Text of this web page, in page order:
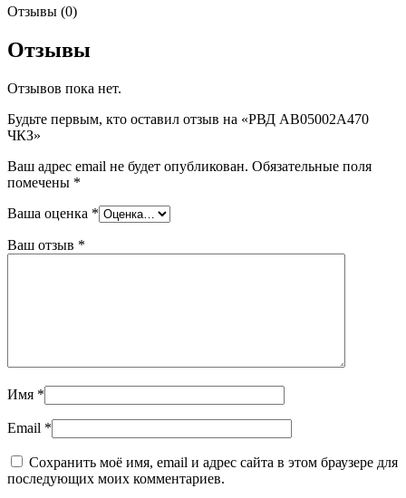
Отзывы (0)
Отзывы
Отзывов пока нет.
Будьте первым, кто оставил отзыв на «РВД AB05002A470
ЧКЗ»
Ваш адрес email не будет опубликован. Обязательные поля
помечены *
Ваша оценка *
Ваш отзыв *
Имя *
Email *
Сохранить моё имя, email и адрес сайта в этом браузере для
последующих моих комментариев.